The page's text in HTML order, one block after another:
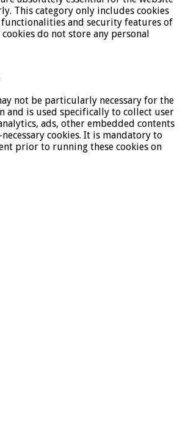
This category only includes cookies
functionalities and security features of
do not store any personal
not be particularly necessary for the
and is used specifically to collect user
ads, other embedded contents
cookies. It is mandatory to
prior to running these cookies on